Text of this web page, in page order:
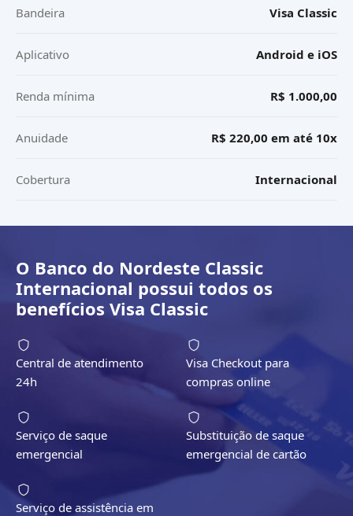
Bandeira Visa Classic
Aplicativo Android e iOS
Renda mínima R$ 1.000,00
Anuidade R$ 220,00 em até 10x
Cobertura Internacional
O Banco do Nordeste Classic
Internacional possui todos os
benefícios Visa Classic
Central de atendimento
24h
Visa Checkout para
compras online
Serviço de saque
emergencial
Substituição de saque
emergencial de cartão
Serviço de assistência em